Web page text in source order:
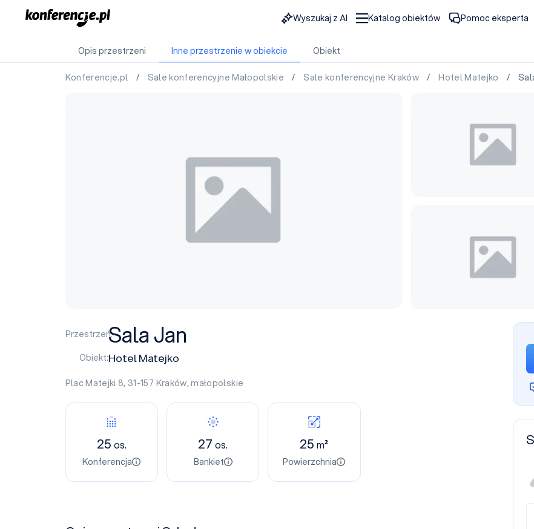
Wyszukaj z AI Katalog obiektów Pomoc eksperta
Opis przestrzeni Inne przestrzenie w obiekcie Obiekt
Konferencje.pl / Sale konferencyjne Małopolskie / Sale konferencyjne Kraków /Hotel Matejko /
Przestrzeń:Sala Jan
Obiekt:Hotel Matejko
Plac Matejki 8, 31-157 Kraków,małopolskie
25 os.
Konferencja
27os.
Bankiet
25m²
Powierzchnia